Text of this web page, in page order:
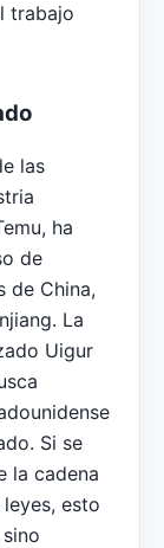
trabajo
las
ha
de
de China,
La
Uigur
Si se
la cadena
esto